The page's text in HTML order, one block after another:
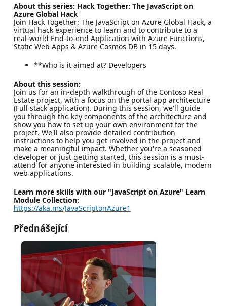
About this series: Hack Together: The JavaScript on
Azure Global Hack
Join Hack Together: The JavaScript on Azure Global Hack, a
virtual hack experience to learn and to contribute to a
real-world End-to-end Application with Azure Functions,
Static Web Apps & Azure Cosmos DB in 15 days.
**Who is it aimed at? Developers
About this session:
Join us for an in-depth walkthrough of the Contoso Real
Estate project, with a focus on the portal app architecture
(Full stack application). During this session, we'll guide
you through the key components of the architecture and
show you how to set up your own environment for the
project. We'll also provide detailed contribution
instructions to help you get involved in the project and
make a meaningful impact. Whether you're a seasoned
developer or just getting started, this session is a must-
attend for anyone interested in building scalable, modern
web applications.
Learn more skills with our "JavaScript on Azure" Learn
Module Collection:
https://aka.ms/JavaScriptonAzure1
Přednášející